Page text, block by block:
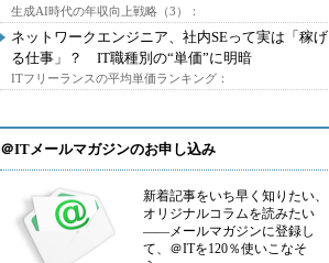
生成AI時代の年収向上戦略（3）：
ネットワークエンジニア、社内SEって実は「稼げ
る仕事」？ IT職種別の“単価”に明暗
ITフリーランスの平均単価ランキング：
＠ITメールマガジンのお申し込み
新着記事をいち早く知りたい、
オリジナルコラムを読みたい
――メールマガジンに登録し
て、＠ITを120％使いこなそ